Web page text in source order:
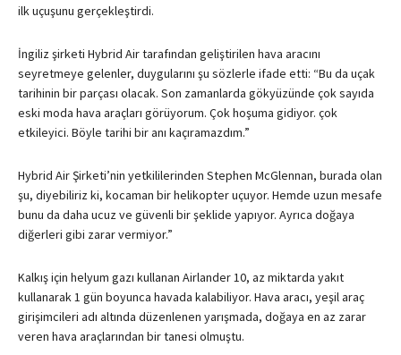
ilk uçuşunu gerçekleştirdi.
İngiliz şirketi Hybrid Air tarafından geliştirilen hava aracını
seyretmeye gelenler, duygularını şu sözlerle ifade etti: “Bu da uçak
tarihinin bir parçası olacak. Son zamanlarda gökyüzünde çok sayıda
eski moda hava araçları görüyorum. Çok hoşuma gidiyor. çok
etkileyici. Böyle tarihi bir anı kaçıramazdım.”
Hybrid Air Şirketi’nin yetkililerinden Stephen McGlennan, burada olan
şu, diyebiliriz ki, kocaman bir helikopter uçuyor. Hemde uzun mesafe
bunu da daha ucuz ve güvenli bir şeklide yapıyor. Ayrıca doğaya
diğerleri gibi zarar vermiyor.”
Kalkış için helyum gazı kullanan Airlander 10, az miktarda yakıt
kullanarak 1 gün boyunca havada kalabiliyor. Hava aracı, yeşil araç
girişimcileri adı altında düzenlenen yarışmada, doğaya en az zarar
veren hava araçlarından bir tanesi olmuştu.